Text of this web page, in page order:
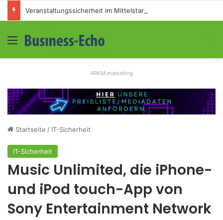
Menü
ARKM.marketing
Startseite / IT-Sicherheit
IT-Sicherheit
Music Unlimited, die iPhone-
und iPod touch-App von
Sony Entertainment Network